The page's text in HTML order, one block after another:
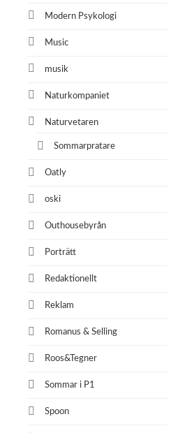
Modern Psykologi
Music
musik
Naturkompaniet
Naturvetaren
Sommarpratare
Oatly
oski
Outhousebyrån
Porträtt
Redaktionellt
Reklam
Romanus & Selling
Roos&Tegner
Sommar i P1
Spoon